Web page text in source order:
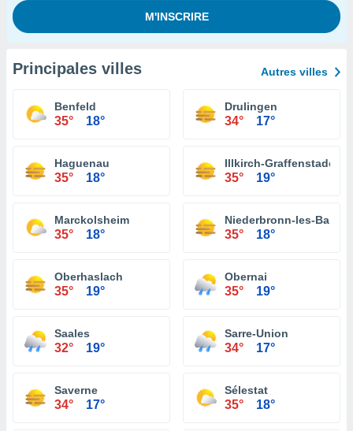
Principales villes Autres villes
Benfeld
35° 18°
Drulingen
34° 17°
Haguenau
35° 18°
Illkirch-Graffenstaden
35° 19°
Marckolsheim
35° 18°
Niederbronn-les-Bains
35° 18°
Oberhaslach
35° 19°
Obernai
35° 19°
Saales
32° 19°
Sarre-Union
34° 17°
Saverne
34° 17°
Sélestat
35° 18°